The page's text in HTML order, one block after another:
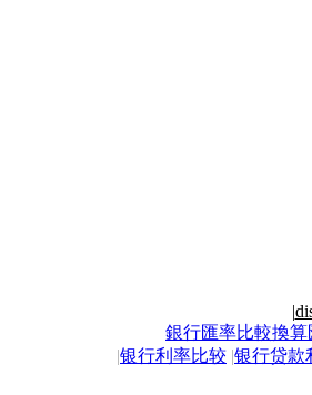
|
銀行匯率比較換算
|银行利率比较 |银行贷款